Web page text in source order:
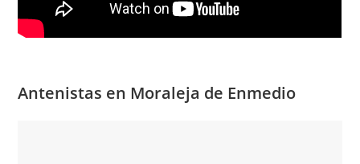
Antenistas en Moraleja de Enmedio